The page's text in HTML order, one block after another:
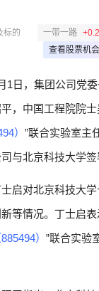
标的 一带一路
查看股票机会
1日，集团公司党
，中国工程院院
） ”联合实验室主
与北京科技大学签
士启对北京科技大
等情况。丁士启
） ”联合实验